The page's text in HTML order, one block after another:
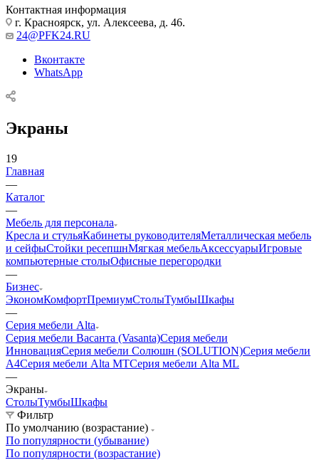
Контактная информация
г. Красноярск, ул. Алексеева, д. 46.
24@PFK24.RU
Вконтакте
WhatsApp
Экраны
19
Главная
—
Каталог
—
Мебель для персонала
Кресла и стульяКабинеты руководителяМеталлическая мебель
и сейфыСтойки ресепшнМягкая мебельАксессуарыИгровые
компьютерные столыОфисные перегородки
—
Бизнес
ЭкономКомфортПремиумСтолыТумбыШкафы
—
Серия мебели Alta
Серия мебели Васанта (Vasanta)Серия мебели
ИнновацияСерия мебели Солюшн (SOLUTION)Серия мебели
A4Серия мебели Alta MTСерия мебели Alta ML
—
Экраны
СтолыТумбыШкафы
Фильтр
По умолчанию (возрастание)
По популярности (убывание)
По популярности (возрастание)